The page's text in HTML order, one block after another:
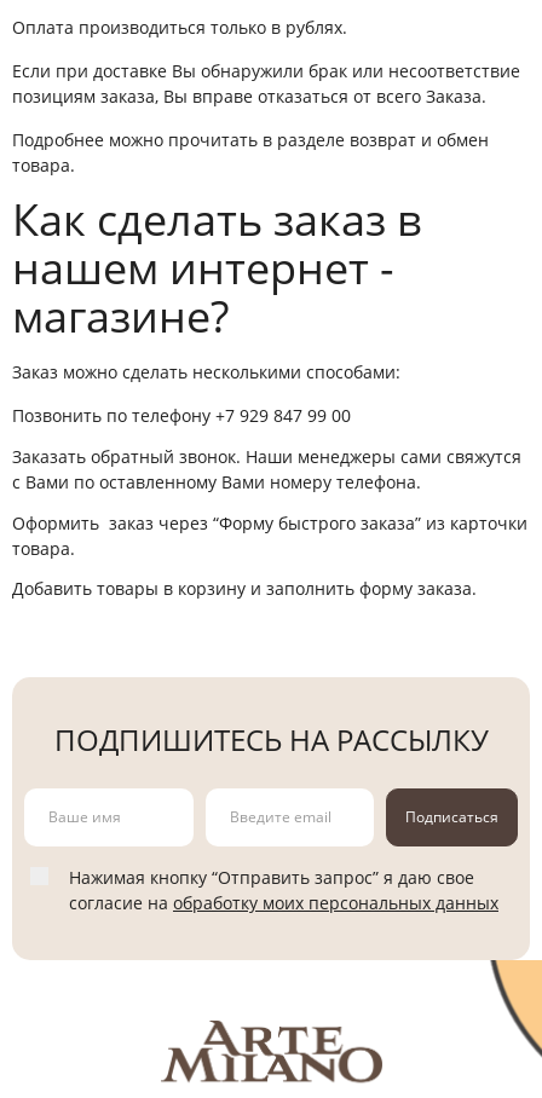
Оплата производиться только в рублях.
Если при доставке Вы обнаружили брак или несоответствие
позициям заказа, Вы вправе отказаться от всего Заказа.
Подробнее можно прочитать в разделе возврат и обмен
товара.
Как сделать заказ в
нашем интернет -
магазине?
Заказ можно сделать несколькими способами:
Позвонить по телефону +7 929 847 99 00
Заказать обратный звонок. Наши менеджеры сами свяжутся
с Вами по оставленному Вами номеру телефона.
Оформить заказ через “Форму быстрого заказа” из карточки
товара.
Добавить товары в корзину и заполнить форму заказа.
ПОДПИШИТЕСЬ НА РАССЫЛКУ
Подписаться
Нажимая кнопку “Отправить запрос” я даю свое
согласие на обработку моих персональных данных